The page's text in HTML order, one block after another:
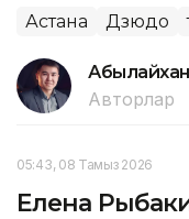
Астана Дзюдо
Авторлар
05:43, 08 Тамыз 2026
Елена